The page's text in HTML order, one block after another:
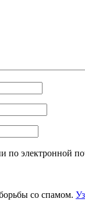
по электронной
со спамом.